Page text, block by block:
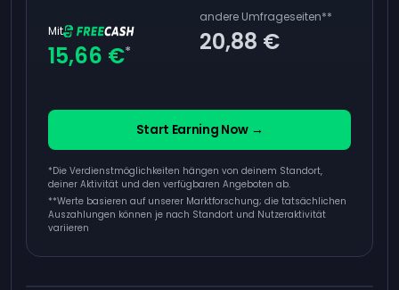
Mit
15,66 €*
andere Umfrageseiten**
20,88 €
Start Earning Now →
*Die Verdienstmöglichkeiten hängen von deinem Standort,
deiner Aktivität und den verfügbaren Angeboten ab.
**Werte basieren auf unserer Marktforschung; die tatsächlichen
Auszahlungen können je nach Standort und Nutzeraktivität
variieren